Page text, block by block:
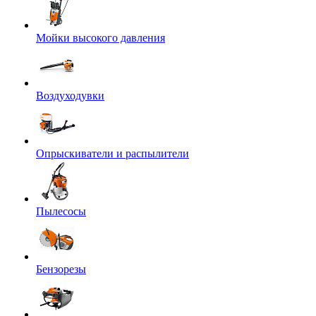
Мойки высокого давления
Воздуходувки
Опрыскиватели и распылители
Пылесосы
Бензорезы